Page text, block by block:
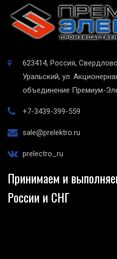
623414, Россия,
Уральский, ул.
объединение Премиум-
+7-3439-399-559
sale@prelektro.ru
prelectro_ru
Принимаем и
России и СНГ